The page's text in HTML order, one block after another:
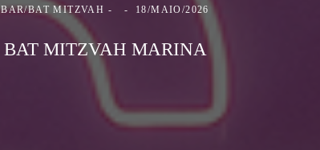
BAR/BAT MITZVAH 18/MAIO/2026
BAT MITZVAH MARINA